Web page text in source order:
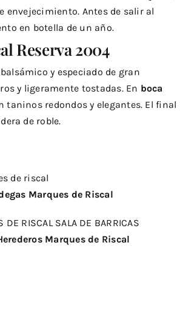
envejecimiento. Antes de salir al
en botella de un año.
Reserva 2004
balsámico y especiado de gran
y ligeramente tostadas. En boca
taninos redondos y elegantes. El final
de roble.
de Riscal
Marques de Riscal